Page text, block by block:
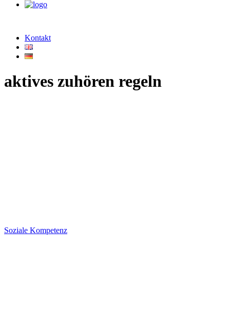
Kontakt
aktives zuhören regeln
Soziale Kompetenz